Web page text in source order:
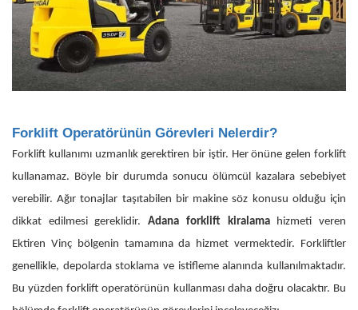
Forklift Operatörünün Görevleri Nelerdir?
Forklift kullanımı uzmanlık gerektiren bir iştir. Her önüne gelen forklift
kullanamaz. Böyle bir durumda sonucu ölümcül kazalara sebebiyet
verebilir. Ağır tonajlar taşıtabilen bir makine söz konusu olduğu için
dikkat edilmesi gereklidir.Adana forklift kiralamahizmeti veren
Ektiren Vinç bölgenin tamamına da hizmet vermektedir. Forkliftler
genellikle, depolarda stoklama ve istifleme alanında kullanılmaktadır.
Bu yüzden forklift operatörünün kullanması daha doğru olacaktır. Bu